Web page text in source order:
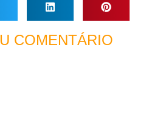
COMENTÁRIO